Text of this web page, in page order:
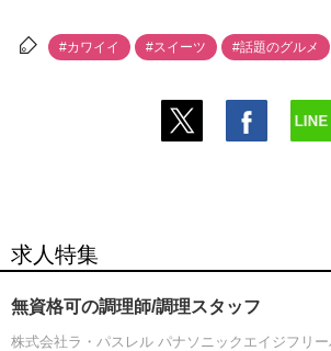
#カワイイ #スイーツ #話題のグルメ
求人特集
無資格可の調理師/調理スタッフ
株式会社ラ・パスレル パナソニックエイジフリ